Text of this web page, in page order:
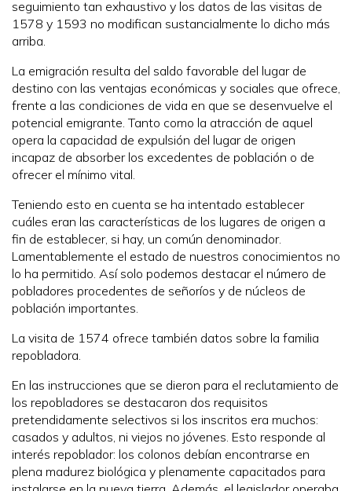
seguimiento tan exhaustivo y los datos de las visitas de
1578 y 1593 no modifican sustancialmente lo dicho más
arriba.
La emigración resulta del saldo favorable del lugar de
destino con las ventajas económicas y sociales que ofrece,
frente a las condiciones de vida en que se desenvuelve el
potencial emigrante. Tanto como la atracción de aquel
opera la capacidad de expulsión del lugar de origen
incapaz de absorber los excedentes de población o de
ofrecer el mínimo vital.
Teniendo esto en cuenta se ha intentado establecer
cuáles eran las características de los lugares de origen a
fin de establecer, si hay, un común denominador.
Lamentablemente el estado de nuestros conocimientos no
lo ha permitido. Así solo podemos destacar el número de
pobladores procedentes de señoríos y de núcleos de
población importantes.
La visita de 1574 ofrece también datos sobre la familia
repobladora.
En las instrucciones que se dieron para el reclutamiento de
los repobladores se destacaron dos requisitos
pretendidamente selectivos si los inscritos era muchos:
casados y adultos, ni viejos no jóvenes. Esto responde al
interés repoblador: los colonos debían encontrarse en
plena madurez biológica y plenamente capacitados para